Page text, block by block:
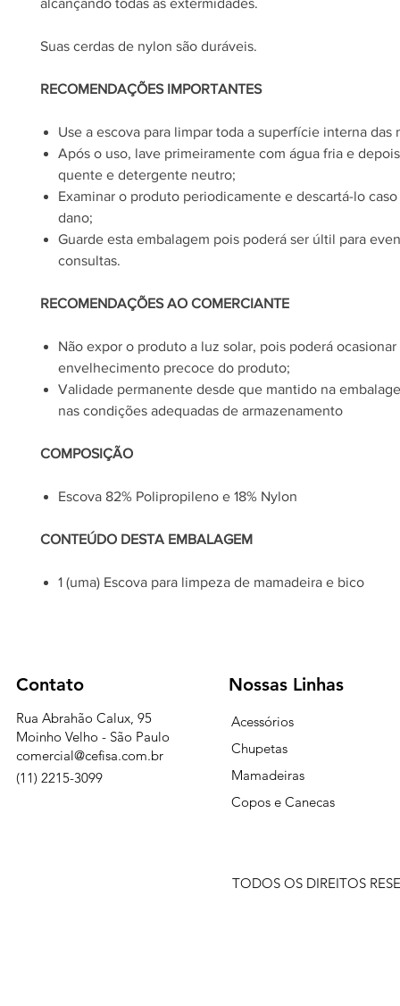
alcançando todas as extermidades.
Suas cerdas de nylon são duráveis.
RECOMENDAÇÕES IMPORTANTES
Use a escova para limpar toda a superfície interna das
Após o uso, lave primeiramente com água fria e
quente e detergente neutro;
Examinar o produto periodicamente e descartá-lo
dano;
Guarde esta embalagem pois poderá ser últil para
consultas.
RECOMENDAÇÕES AO COMERCIANTE
Não expor o produto a luz solar, pois poderá ocasionar
envelhecimento precoce do produto;
Validade permanente desde que mantido na
nas condições adequadas de armazenamento
COMPOSIÇÃO
Escova 82% Polipropileno e 18% Nylon
CONTEÚDO DESTA EMBALAGEM
1 (uma) Escova para limpeza de mamadeira e bico
Contato
Rua Abrahão Calux, 95
Moinho Velho - São Paulo
comercial@cefisa.com.br
(11) 2215-3099
Nossas Linhas
Acessórios
Chupetas
Mamadeiras
Copos e Canecas
TODOS OS DIREITOS